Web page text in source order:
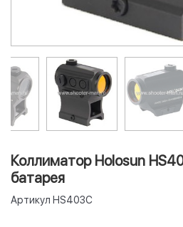
Коллиматор Holosun
батарея
Артикул HS403C